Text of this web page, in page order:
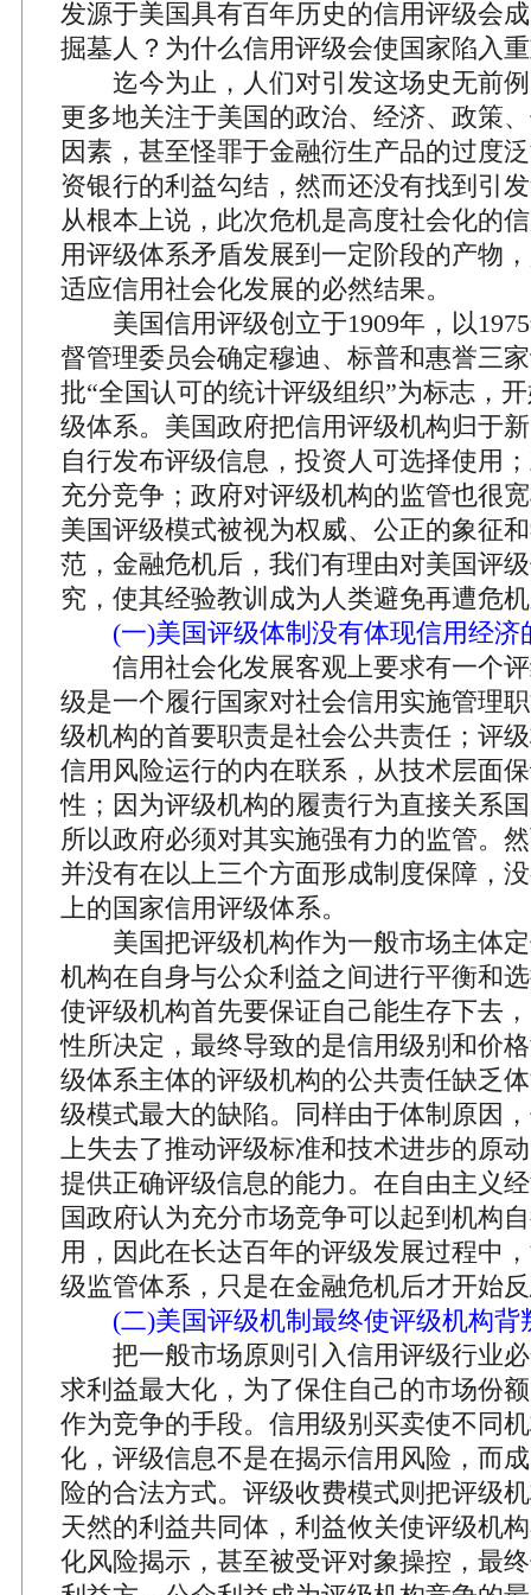
发源于美国具有百年历史的信用评级会
掘墓人？为什么信用评级会使国家陷入
迄今为止，人们对引发这场史无前例
更多地关注于美国的政治、经济、政策
因素，甚至怪罪于金融衍生产品的过度
资银行的利益勾结，然而还没有找到引
从根本上说，此次危机是高度社会化的
用评级体系矛盾发展到一定阶段的产物
适应信用社会化发展的必然结果。
美国信用评级创立于1909年，以
督管理委员会确定穆迪、标普和惠誉三
批“全国认可的统计评级组织”为标志，
级体系。美国政府把信用评级机构归于
自行发布评级信息，投资人可选择使用
充分竞争；政府对评级机构的监管也很
美国评级模式被视为权威、公正的象征
范，金融危机后，我们有理由对美国评
究，使其经验教训成为人类避免再遭危
(一)美国评级体制没有体现信用经济
信用社会化发展客观上要求有一个评
级是一个履行国家对社会信用实施管理
级机构的首要职责是社会公共责任；评
信用风险运行的内在联系，从技术层面
性；因为评级机构的履责行为直接关系
所以政府必须对其实施强有力的监管。
并没有在以上三个方面形成制度保障，
上的国家信用评级体系。
美国把评级机构作为一般市场主体定
机构在自身与公众利益之间进行平衡和
使评级机构首先要保证自己能生存下去
性所决定，最终导致的是信用级别和价
级体系主体的评级机构的公共责任缺乏
级模式最大的缺陷。同样由于体制原因
上失去了推动评级标准和技术进步的原
提供正确评级信息的能力。在自由主义
国政府认为充分市场竞争可以起到机构
用，因此在长达百年的评级发展过程中
级监管体系，只是在金融危机后才开始
(二)美国评级机制最终使评级机构背
把一般市场原则引入信用评级行业必
求利益最大化，为了保住自己的市场份
作为竞争的手段。信用级别买卖使不同
化，评级信息不是在揭示信用风险，而
险的合法方式。评级收费模式则把评级
天然的利益共同体，利益攸关使评级机
化风险揭示，甚至被受评对象操控，最